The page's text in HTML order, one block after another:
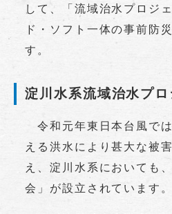
して、「流域治水プロジ
ド・ソフト一体の事前防
す。
淀川水系流域治水プ
令和元年東日本台風で
える洪水により甚大な被
え、淀川水系においても
会」が設立されています。